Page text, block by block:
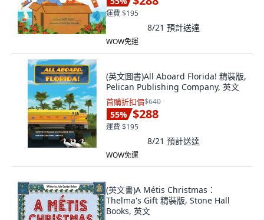
運費 $195
8/21 預計送達
WOW免運
(英文圖書)All Aboard Florida! 精裝版,
Pelican Publishing Company, 英文
首購折扣價$640
55% $288
運費 $195
8/21 預計送達
WOW免運
(英文書)A Métis Christmas：
Thelma's Gift 精裝版, Stone Hall
Books, 英文